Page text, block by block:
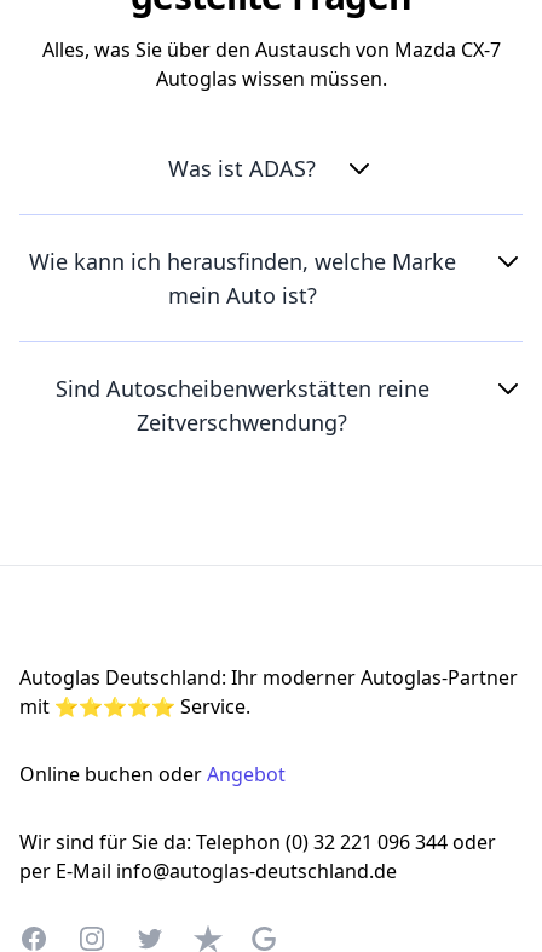
Alles, was Sie über den Austausch von Mazda CX-7
Autoglas wissen müssen.
Was ist ADAS?
Wie kann ich herausfinden, welche Marke
mein Auto ist?
Sind Autoscheibenwerkstätten reine
Zeitverschwendung?
Autoglas Deutschland: Ihr moderner Autoglas-Partner
mit ⭐⭐⭐⭐⭐ Service.
Online buchen oderAngebot
Wir sind für Sie da: Telephon (0) 32 221 096 344 oder
per E-Mail info@autoglas-deutschland.de
FacebookInstagramTwitterTrustpilotGoogle Business Profile